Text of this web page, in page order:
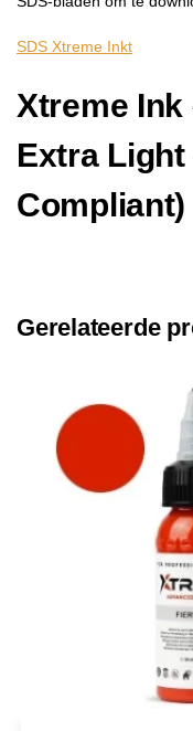
SDS Xtreme Inkt
Xtreme Ink
Extra Light
Compliant)
Gerelateerde